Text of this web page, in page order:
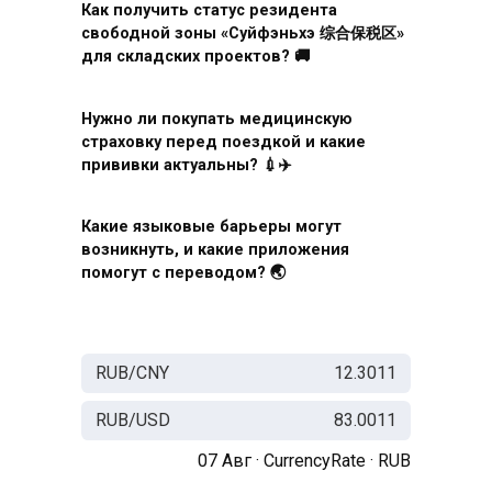
Как получить статус резидента
свободной зоны «Суйфэньхэ 综合保税区»
для складских проектов? 🚚
Нужно ли покупать медицинскую
страховку перед поездкой и какие
прививки актуальны? 💉✈️
Какие языковые барьеры могут
возникнуть, и какие приложения
помогут с переводом? 🌏
RUB/CNY 12.3011
RUB/USD
83.0011
07 Авг · CurrencyRate · RUB